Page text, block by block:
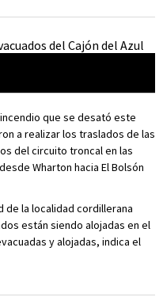
que se desató este
a realizar los traslados de las
del circuito troncal en las
Wharton hacia El Bolsón
de la localidad cordillerana
están siendo alojadas en el
y alojadas, indica el